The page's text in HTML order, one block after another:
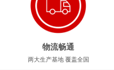
物流畅通
两大生产基地 覆盖全国